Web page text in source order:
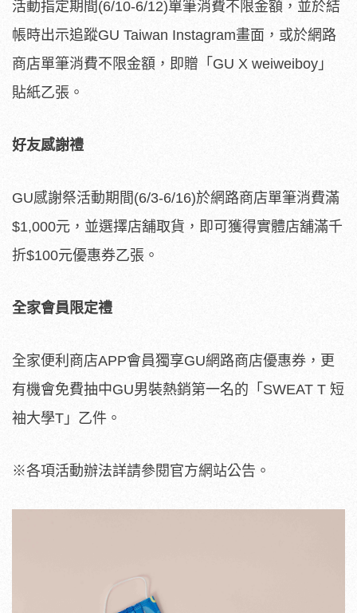
活動指定期間(6/10-6/12)單筆消費不限金額，並於結
帳時出示追蹤GU Taiwan Instagram畫面，或於網路
商店單筆消費不限金額，即贈「GU X weiweiboy」
貼紙乙張。
好友感謝禮
GU感謝祭活動期間(6/3-6/16)於網路商店單筆消費滿
$1,000元，並選擇店舖取貨，即可獲得實體店舖滿千
折$100元優惠券乙張。
全家會員限定禮
全家便利商店APP會員獨享GU網路商店優惠券，更
有機會免費抽中GU男裝熱銷第一名的「SWEAT T 短
袖大學T」乙件。
※各項活動辦法詳請參閱官方網站公告。